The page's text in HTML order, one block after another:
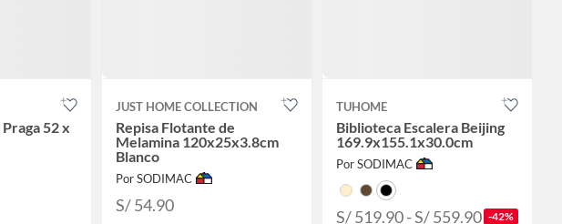
52 x
JUST HOME COLLECTION
Repisa Flotante de
Melamina 120x25x3.8cm
Blanco
Por SODIMAC
S/ 54.90
TUHOME
Biblioteca Escalera Beijing
169.9x155.1x30.0cm
Por SODIMAC
S/ 519.90 - S/ 559.90 -42%